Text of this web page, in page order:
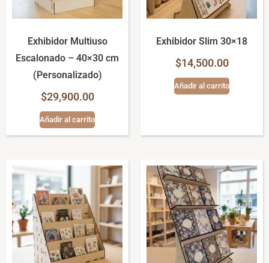
Exhibidor Multiuso
Escalonado – 40×30 cm
(Personalizado)
$29,900.00
Añadir al carrito
Exhibidor Slim 30×18
$14,500.00
Añadir al carrito